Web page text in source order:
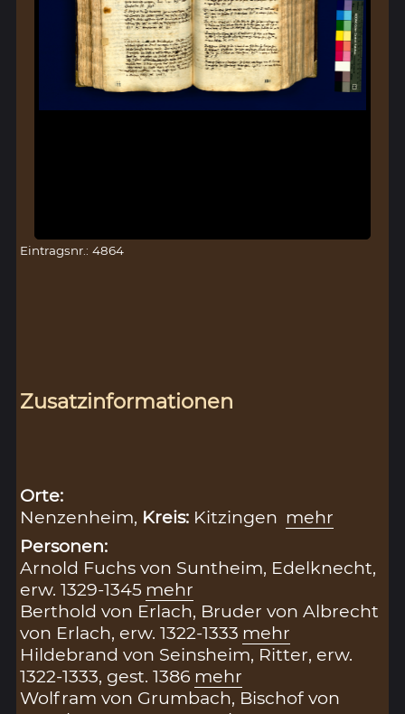
Eintragsnr.: 4864
Zusatzinformationen
Orte:
Nenzenheim, Kreis: Kitzingen mehr
Personen:
Arnold Fuchs von Suntheim, Edelknecht,
erw. 1329-1345 mehr
Berthold von Erlach, Bruder von Albrecht
von Erlach, erw. 1322-1333 mehr
Hildebrand von Seinsheim, Ritter, erw.
1322-1333, gest. 1386 mehr
Wolfram von Grumbach, Bischof von